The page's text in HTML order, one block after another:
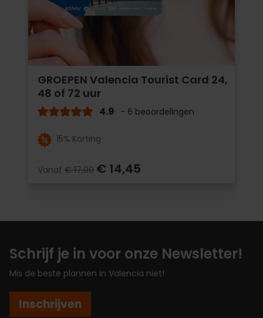
GROEPEN Valencia Tourist Card 24,
48 of 72 uur
4.9 - 6 beoordelingen
15% Korting
Vanaf € 17,00 € 14,45
Schrijf je in voor onze Newsletter!
Mis de beste plannen in Valencia niet!
Inschrijven